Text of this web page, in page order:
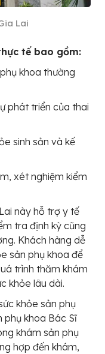
Lai
tế bao gồm:
khoa thường
phát triển của thai
sinh sản và kế
xét nghiệm kiểm
này hỗ trợ y tế
tra định kỳ cũng
Khách hàng dễ
sản phụ khoa để
trình thăm khám
khỏe lâu dài.
khỏe sản phụ
phụ khoa Bác Sĩ
khám sản phụ
hợp đến khám,